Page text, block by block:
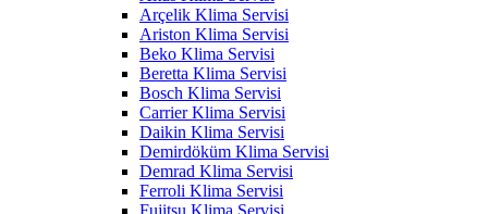
Arçelik Klima Servisi
Ariston Klima Servisi
Beko Klima Servisi
Beretta Klima Servisi
Bosch Klima Servisi
Carrier Klima Servisi
Daikin Klima Servisi
Demirdöküm Klima Servisi
Demrad Klima Servisi
Ferroli Klima Servisi
Fujitsu Klima Servisi